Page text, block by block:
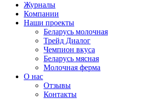
Журналы
Компании
Наши проекты
Беларусь молочная
Трейд Диалог
Чемпион вкуса
Беларусь мясная
Молочная ферма
О нас
Отзывы
Контакты